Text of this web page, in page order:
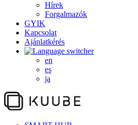
Hírek
Forgalmazók
GYIK
Kapcsolat
Ajánlatkérés
en
es
ja